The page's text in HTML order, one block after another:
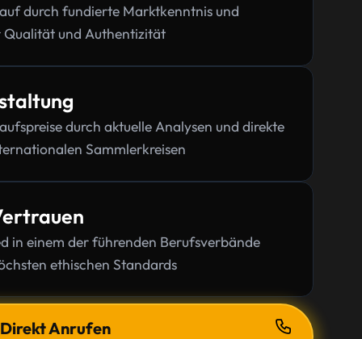
durch fundierte Marktkenntnis und
Qualität und Authentizität
durch aktuelle Analysen und direkte
Sammlerkreisen
in einem der führenden Berufsverbände
ethischen Standards
Direkt Anrufen